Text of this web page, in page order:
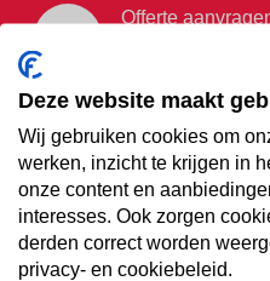
Offerte
€35,-
volgende
Deze website maakt
Wij gebruiken cookies om
werken, inzicht te krijgen in
onze content en
interesses. Ook zorgen
derden correct worden
privacy- en cookiebeleid.